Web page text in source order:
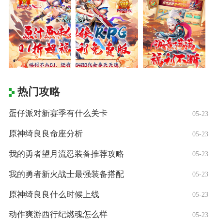
热门攻略
蛋仔派对新赛季有什么关卡 05-23
原神绮良良命座分析 05-23
我的勇者望月流忍装备推荐攻略 05-23
我的勇者新火战士最强装备搭配 05-23
原神绮良良什么时候上线 05-23
动作爽游西行纪燃魂怎么样 05-23